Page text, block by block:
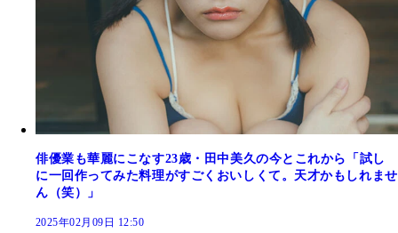
俳優業も華麗にこなす23歳・田中美久の今とこれから「試し
に一回作ってみた料理がすごくおいしくて。天才かもしれませ
ん（笑）」
2025年02月09日 12:50